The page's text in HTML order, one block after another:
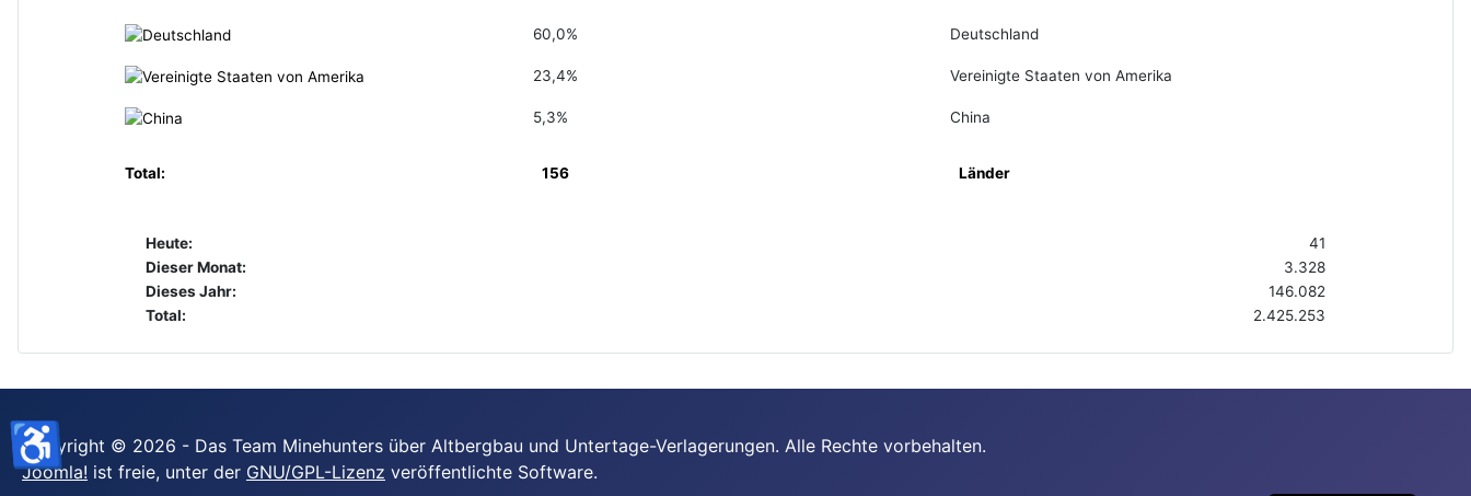
60,0% Deutschland
23,4% Vereinigte Staaten von Amerika
5,3% China
Total: 156 Länder
Heute:
41
Dieser Monat:
3.328
Dieses Jahr:
146.082
Total:
2.425.253
Copyright © 2026 - Das Team Minehunters über Altbergbau und Untertage-Verlagerungen. Alle Rechte vorbehalten.
Joomla! ist freie, unter der GNU/GPL-Lizenz veröffentlichte Software.